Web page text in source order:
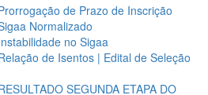
de Prazo de Inscrição
Normalizado
no Sigaa
de Isentos | Edital de Seleção
SEGUNDA ETAPA DO